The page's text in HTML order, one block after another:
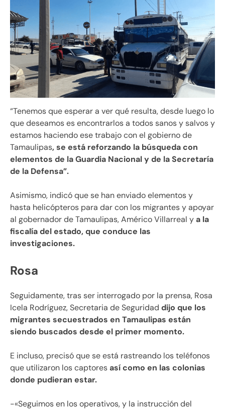
“Tenemos que esperar a ver qué resulta, desde luego lo
que deseamos es encontrarlos a todos sanos y salvos y
estamos haciendo ese trabajo con el gobierno de
Tamaulipas, se está reforzando la búsqueda con
elementos de la Guardia Nacional y de la Secretaría
de la Defensa”.
Asimismo, indicó que se han enviado elementos y
hasta helicópteros para dar con los migrantes y apoyar
al gobernador de Tamaulipas, Américo Villarreal ya la
fiscalía del estado, que conduce las
investigaciones.
Rosa
Seguidamente, tras ser interrogado por la prensa, Rosa
Icela Rodríguez, Secretaria de Seguridad dijo que los
migrantes secuestrados en Tamaulipas están
siendo buscados desde el primer momento.
E incluso, precisó que se está rastreando los teléfonos
que utilizaron los captoresasí como en las colonias
donde pudieran estar.
-«Seguimos en los operativos, y la instrucción del